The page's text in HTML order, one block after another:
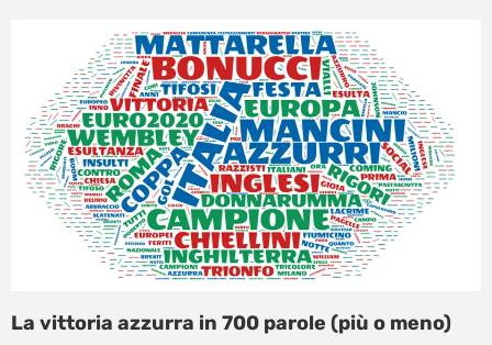
La vittoria azzurra in 700 parole (più o meno)